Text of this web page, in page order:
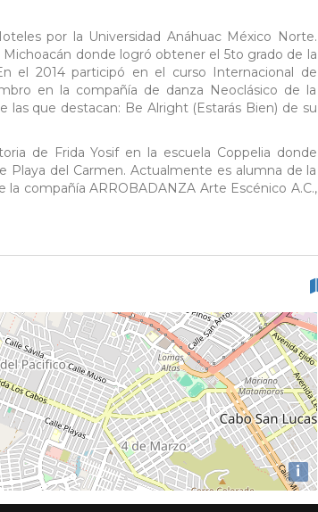
por la Universidad Anáhuac México Norte.
Michoacán donde logró obtener el 5to grado de la
el 2014 participó en el curso Internacional de
en la compañía de danza Neoclásico de la
que destacan: Be Alright (Estarás Bien) de su
de Frida Yosif en la escuela Coppelia donde
Playa del Carmen. Actualmente es alumna de la
la compañía ARROBADANZA Arte Escénico A.C.,
i